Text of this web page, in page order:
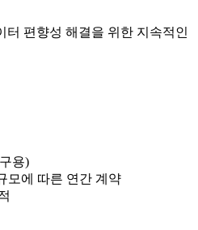
터 편향성 해결을 위한 지속적인
용)
모에 따른 연간 계약